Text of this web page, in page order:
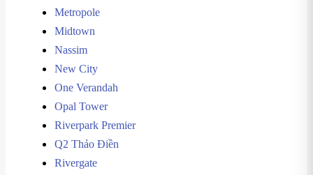
Metropole
Midtown
Nassim
New City
One Verandah
Opal Tower
Riverpark Premier
Q2 Thảo Điền
Rivergate